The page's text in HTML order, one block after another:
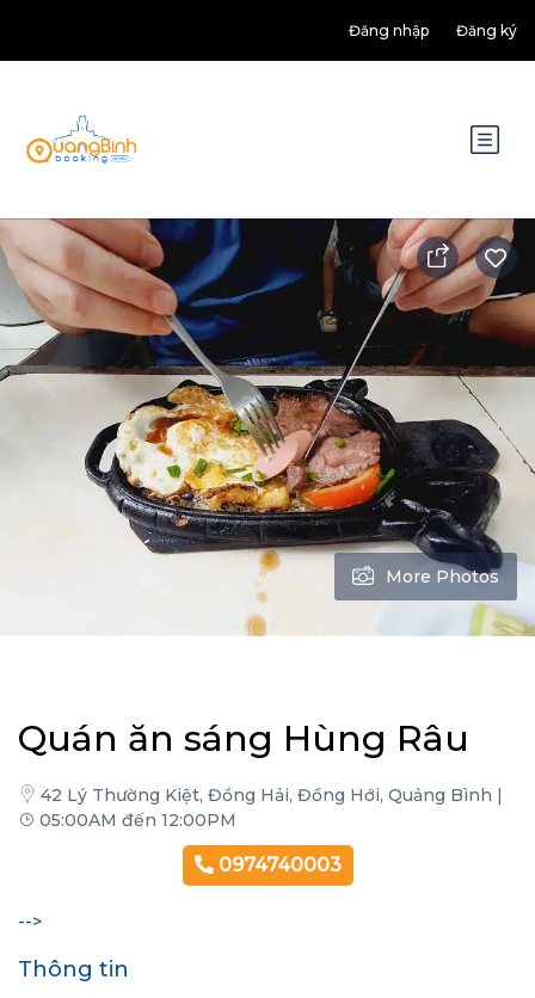
Đăng nhập Đăng ký
More Photos
Quán ăn sáng Hùng Râu
42 Lý Thường Kiệt, Đồng Hải, Đồng Hới, Quảng Bình |
05:00AM đến 12:00PM
0974740003
-->
Thông tin